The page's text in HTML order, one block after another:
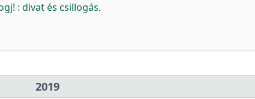
: divat és csillogás.
2019